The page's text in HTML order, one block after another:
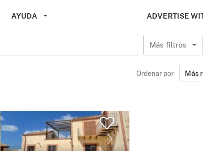
AYUDA ADVERTISE
Más filtros
Ordenar por Más